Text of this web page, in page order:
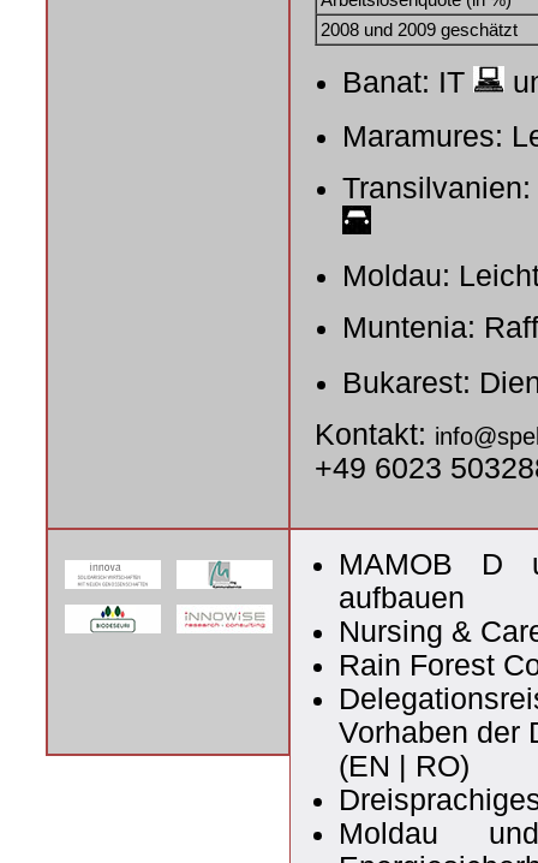
2008 und 2009 geschätzt
Banat: IT
Maramures:
Moldau:
Muntenia:
Bukarest:
Kontakt:
+49 6023
MAMOB D
aufbauen
Nursing &
Rain Forest
Vorhaben der
(EN RO)
Moldau